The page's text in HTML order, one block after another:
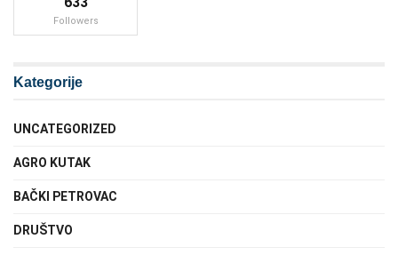
Followers
Kategorije
UNCATEGORIZED
AGRO KUTAK
BAČKI PETROVAC
DRUŠTVO